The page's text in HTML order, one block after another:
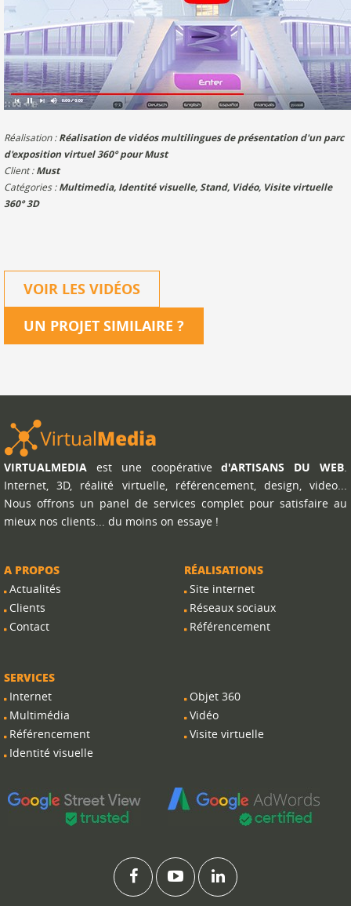
Réalisation :Réalisation de vidéos multilingues de présentation d'un parc
d'exposition virtuel 360° pour Must
Client :Must
Catégories :Multimedia, Identité visuelle,Stand, Vidéo, Visite virtuelle
360° 3D
VOIR LES VIDÉOS
UN PROJET SIMILAIRE ?
VIRTUALMEDIA est une coopératived'ARTISANS DU WEB.
Internet, 3D, réalité virtuelle, référencement, design, video...
Nous offrons un panel de services complet pour satisfaire au
mieux nos clients... du moins on essaye !
A PROPOS
Actualités
Clients
Contact
SERVICES
Internet
Multimédia
Référencement
Identité visuelle
RÉALISATIONS
Site internet
Réseaux sociaux
Référencement
Objet 360
Vidéo
Visite virtuelle